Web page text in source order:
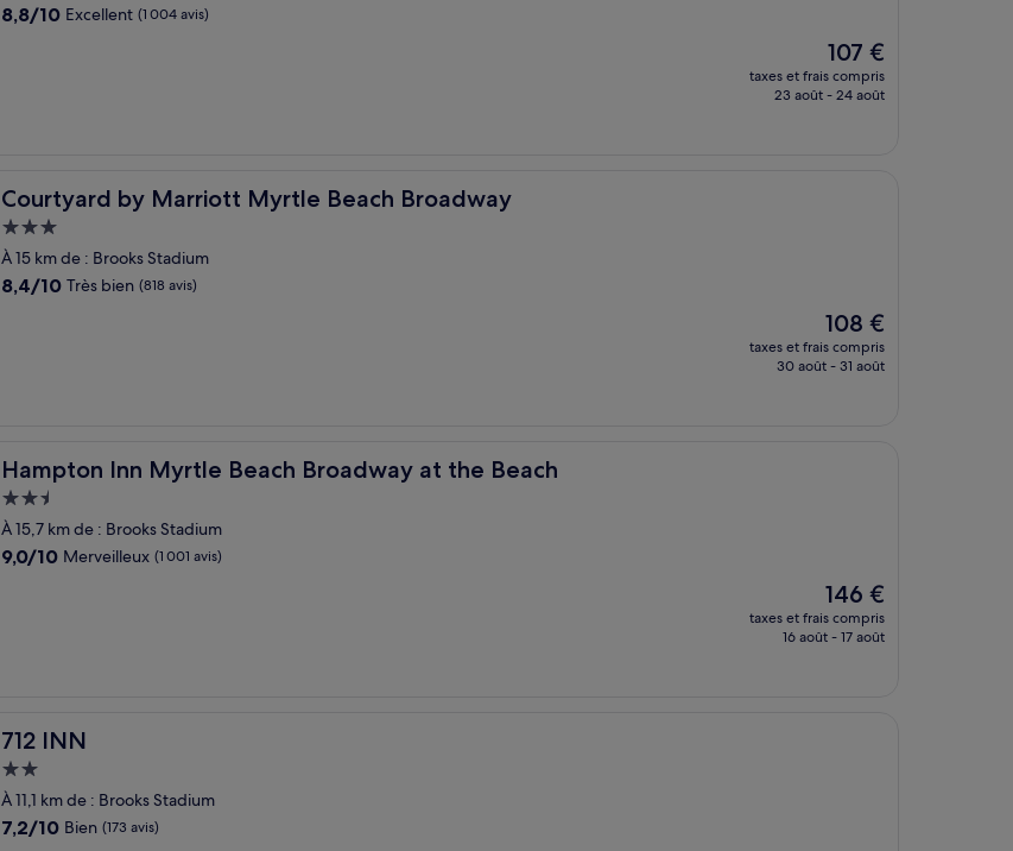
8.8
8,8/10 Excellent (1 004 avis)
Le
nouveau
prix
107 €
taxes et frais compris
23 août - 24 août
Courtyard by Marriott Myrtle Beach Broadway
Courtyard by Marriott Myrtle Beach Broadway
Hébergement
3.0 étoiles
À 15 km de : Brooks Stadium
8.4
8,4/10 Très bien (818 avis)
Le
nouveau
prix
108 €
taxes et frais compris
30 août - 31 août
Hampton Inn Myrtle Beach Broadway at the Beach
Hampton Inn Myrtle Beach Broadway at the Beach
Hébergement
2.5 étoiles
À 15,7 km de : Brooks Stadium
9.0
9,0/10 Merveilleux (1 001 avis)
Le
nouveau
prix
146 €
taxes et frais compris
16 août - 17 août
712 INN
712 INN
Hébergement
2.0 étoiles
À 11,1 km de : Brooks Stadium
7.2
7,2/10 Bien (173 avis)